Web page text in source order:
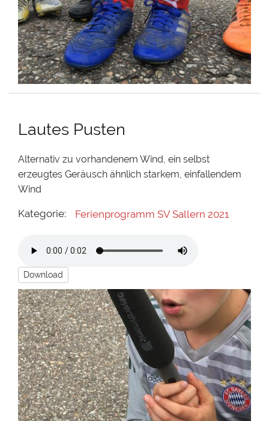
Lautes Pusten
Alternativ zu vorhandenem Wind, ein selbst
erzeugtes Geräusch ähnlich starkem, einfallendem
Wind
Kategorie: Ferienprogramm SV Sallern 2021
Download